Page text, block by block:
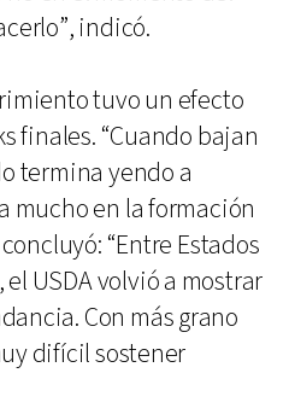
indicó.
tuvo un efecto
finales. “Cuando bajan
termina yendo a
mucho en la formación
“Entre Estados
USDA volvió a mostrar
Con más grano
difícil sostener